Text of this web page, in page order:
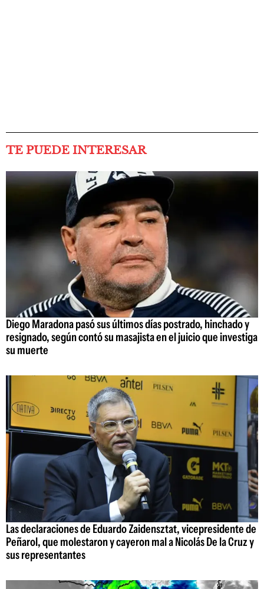
TE PUEDE INTERESAR
Diego Maradona pasó sus últimos días postrado, hinchado y
resignado, según contó su masajista en el juicio que investiga
su muerte
Las declaraciones de Eduardo Zaidensztat, vicepresidente de
Peñarol, que molestaron y cayeron mal a Nicolás De la Cruz y
sus representantes